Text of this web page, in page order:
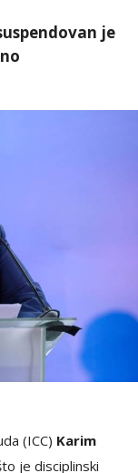
je
(ICC) Karim
je disciplinski